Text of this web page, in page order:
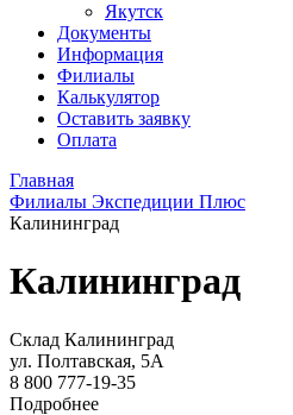
Якутск
Документы
Информация
Филиалы
Калькулятор
Оставить заявку
Оплата
Главная
Филиалы Экспедиции Плюс
Калининград
Калининград
Склад Калининград
ул. Полтавская, 5А
8 800 777-19-35
Подробнее